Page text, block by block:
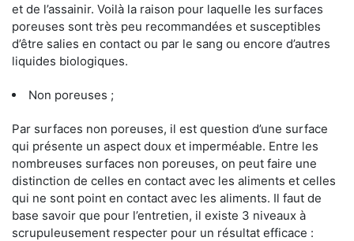
et de l’assainir. Voilà la raison pour laquelle les surfaces
poreuses sont très peu recommandées et susceptibles
d’être salies en contact ou par le sang ou encore d’autres
liquides biologiques.
Non poreuses ;
Par surfaces non poreuses, il est question d’une surface
qui présente un aspect doux et imperméable. Entre les
nombreuses surfaces non poreuses, on peut faire une
distinction de celles en contact avec les aliments et celles
qui ne sont point en contact avec les aliments. Il faut de
base savoir que pour l’entretien, il existe 3 niveaux à
scrupuleusement respecter pour un résultat efficace :